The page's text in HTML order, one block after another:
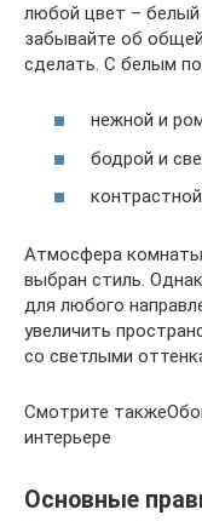
любой цвет –
забывайте об
сделать. С белым
нежной и
бодрой и
Атмосфера комнаты
выбран стиль.
для любого
увеличить
со светлыми
Смотрите
интерьере
Основные